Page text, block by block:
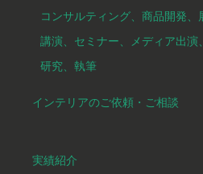
コンサルティング、商品開発、
講演、セミナー、メディア出演
研究、執筆
インテリアのご依頼・ご相談
実績紹介